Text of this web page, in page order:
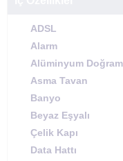
ADSL
Alarm
Alüminyum
Asma Tavan
Banyo
Beyaz Eşyalı
Çelik Kapı
Data Hattı